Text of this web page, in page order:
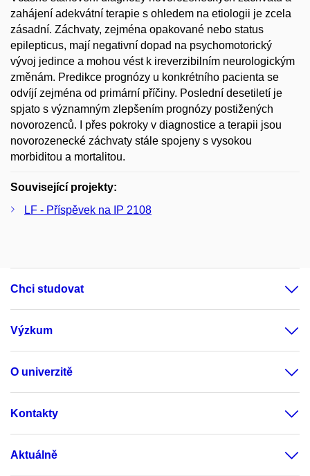
zahájení adekvátní terapie s ohledem na etiologii je zcela
zásadní. Záchvaty, zejména opakované nebo status
epilepticus, mají negativní dopad na psychomotorický
vývoj jedince a mohou vést k ireverzibilním neurologickým
změnám. Predikce prognózy u konkrétního pacienta se
odvíjí zejména od primární příčiny. Poslední desetiletí je
spjato s významným zlepšením prognózy postižených
novorozenců. I přes pokroky v diagnostice a terapii jsou
novorozenecké záchvaty stále spojeny s vysokou
morbiditou a mortalitou.
Související projekty:
LF - Příspěvek na IP 2108
Chci studovat
Výzkum
O univerzitě
Kontakty
Aktuálně